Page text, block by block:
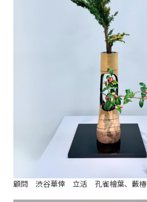
顧問 渋谷華倖 立活 孔雀檜葉、藪椿